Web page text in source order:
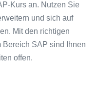
Kurs an. Nutzen Sie
und sich auf
Mit den richtigen
SAP sind Ihnen
offen.